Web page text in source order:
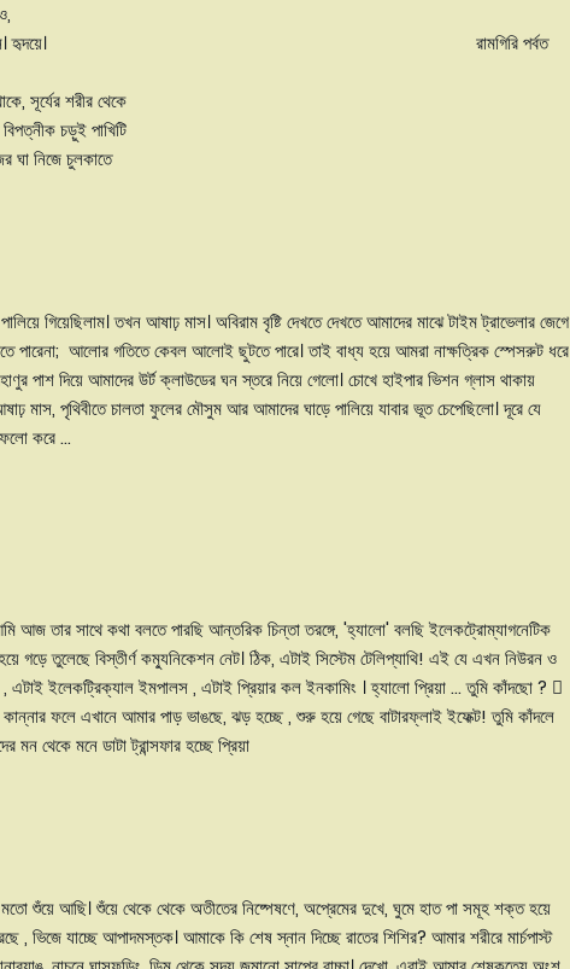
সময় হলেই উসকে দিয়ে যাও,
থাক ভেজা ঊনুনে। হৃদয়ে। রামগিরি পর্বত
ক্রমশ ঠান্ডা হতে থাকে, সূর্যের শরীর থেকে
কার্ণিশের নিচে বিপত্নীক চড়ুই পাখিটি
খুঁটে, আজো নিজের ঘা নিজে চুলকাতে
গিয়েছিলাম। তখন আষাঢ় মাস। অবিরাম বৃষ্টি দেখতে দেখতে আমাদের মাঝে টাইম ট্রাভেলার জেগে
পারেনা; আলোর গতিতে কেবল আলোই ছুটতে পারে। তাই বাধ্য হয়ে আমরা নাক্ষত্রিক স্পেসরুট ধরে
পাশ দিয়ে আমাদের উর্ট ক্লাউডের ঘন স্তরে নিয়ে গেলো। চোখে হাইপার ভিশন গ্লাস থাকায়
পৃথিবীতে চালতা ফুলের মৌসুম আর আমাদের ঘাড়ে পালিয়ে যাবার ভূত চেপেছিলো। দূরে যে
ফলো করে ...
আজ তার সাথে কথা বলতে পারছি আন্তরিক চিন্তা তরঙ্গে, 'হ্যালো' বলছি ইলেকট্রোম্যাগনেটিক
গড়ে তুলেছে বিস্তীর্ণ কম্যুনিকেশন নেট। ঠিক, এটাই সিস্টেম টেলিপ্যাথি! এই যে এখন নিউরন ও
এটাই ইলেকট্রিক্যাল ইমপালস , এটাই প্রিয়ার কল ইনকামিং । হ্যালো প্রিয়া ... তুমি কাঁদছো ? 
ফলে এখানে আমার পাড় ভাঙছে, ঝড় হচ্ছে , শুরু হয়ে গেছে বাটারফ্লাই ইফেক্ট! তুমি কাঁদলে
থেকে মনে ডাটা ট্রান্সফার হচ্ছে প্রিয়া
শুঁয়ে আছি। শুঁয়ে থেকে থেকে অতীতের নিষ্পেষণে, অপ্রেমের দুখে, ঘুমে হাত পা সমূহ শক্ত হয়ে
, ভিজে যাচ্ছে আপাদমস্তক। আমাকে কি শেষ স্নান দিচ্ছে রাতের শিশির? আমার শরীরে মার্চপাস্ট